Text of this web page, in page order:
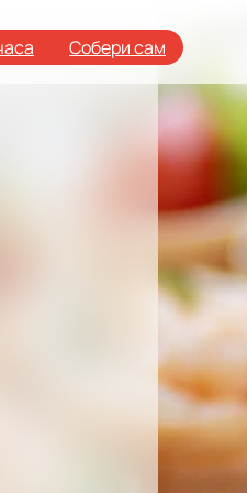
Собери сам